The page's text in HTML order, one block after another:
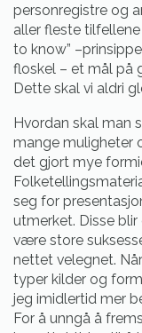
personregistre og
aller fleste
to know”
floskel – et mål på
Dette skal vi aldri
Hvordan skal man
mange muligheter
det gjort mye
seg for
utmerket. Disse
være store
nettet velegnet.
typer kilder og
jeg imidlertid mer
For å unngå å